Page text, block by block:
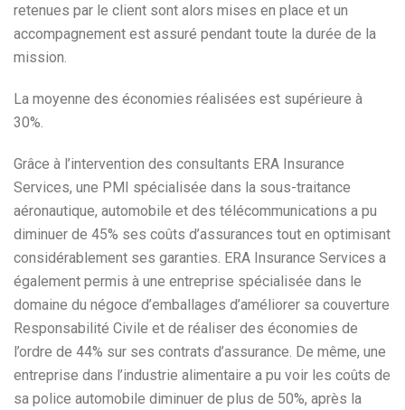
retenues par le client sont alors mises en place et un
accompagnement est assuré pendant toute la durée de la
mission.
La moyenne des économies réalisées est supérieure à
30%.
Grâce à l’intervention des consultants ERA Insurance
Services, une PMI spécialisée dans la sous-traitance
aéronautique, automobile et des télécommunications a pu
diminuer de 45% ses coûts d’assurances tout en optimisant
considérablement ses garanties. ERA Insurance Services a
également permis à une entreprise spécialisée dans le
domaine du négoce d’emballages d’améliorer sa couverture
Responsabilité Civile et de réaliser des économies de
l’ordre de 44% sur ses contrats d’assurance. De même, une
entreprise dans l’industrie alimentaire a pu voir les coûts de
sa police automobile diminuer de plus de 50%, après la